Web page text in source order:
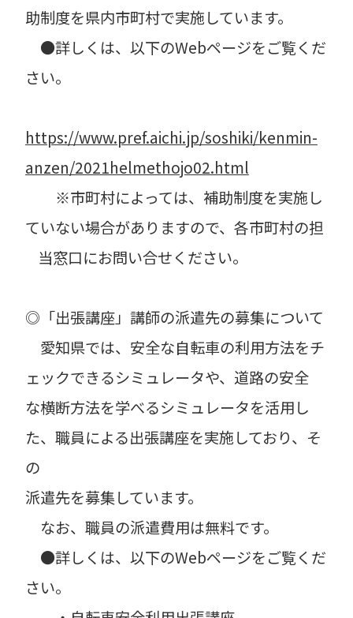
助制度を県内市町村で実施しています。
●詳しくは、以下のWebページをご覧くだ
さい。
https://www.pref.aichi.jp/soshiki/kenmin-
anzen/2021helmethojo02.html
※市町村によっては、補助制度を実施し
ていない場合がありますので、各市町村の担
当窓口にお問い合せください。
◎「出張講座」講師の派遣先の募集について
愛知県では、安全な自転車の利用方法をチ
ェックできるシミュレータや、道路の安全
な横断方法を学べるシミュレータを活用し
た、職員による出張講座を実施しており、そ
の
派遣先を募集しています。
なお、職員の派遣費用は無料です。
●詳しくは、以下のWebページをご覧くだ
さい。